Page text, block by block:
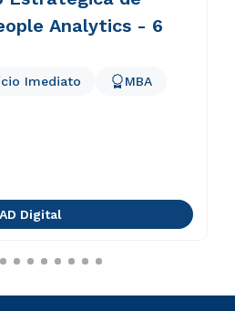
Analytics - 6
Imediato MBA
Digital